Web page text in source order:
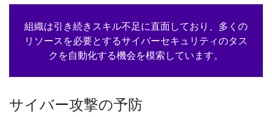
組織は引き続きスキル不足に直面しており、多くの
リソースを必要とするサイバーセキュリティのタス
クを自動化する機会を模索しています。
サイバー攻撃の予防